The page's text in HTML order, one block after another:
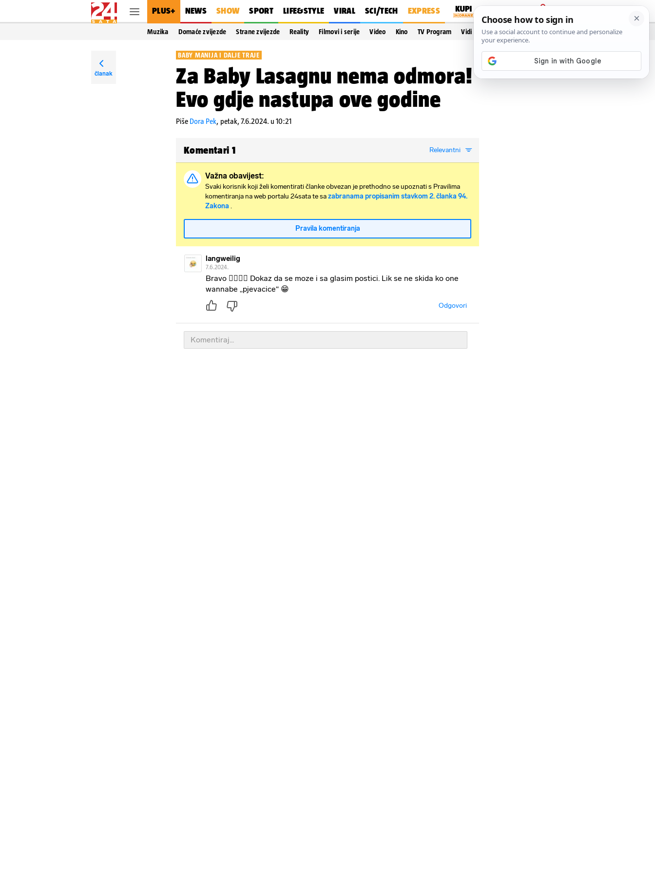
PLUS+ NEWS SHOW SPORT LIFE&STYLE VIRAL SCI/TECH EXPRESS
PRIJAVA
Muzika Domaće zvijezde Strane zvijezde Reality Filmovi i serije Video Kino TV Program Vidi još…
članak
BABY MANIJA I DALJE TRAJE
Za Baby Lasagnu nema odmora!
Evo gdje nastupa ove godine
Piše Dora Pek, petak, 7.6.2024. u 10:21
Komentari 1 Relevantni
Važna obavijest:
Svaki korisnik koji želi komentirati članke obvezan je prethodno se upoznati s Pravilima
komentiranja na web portalu 24sata te sazabranama propisanim stavkom 2. članka 94.
Zakona .
Pravila komentiranja
langweilig
7.6.2024.
Bravo 👌🏼👌🏼 Dokaz da se moze i sa glasim postici. Lik se ne skida ko one
wannabe „pjevacice“ 😁
Odgovori